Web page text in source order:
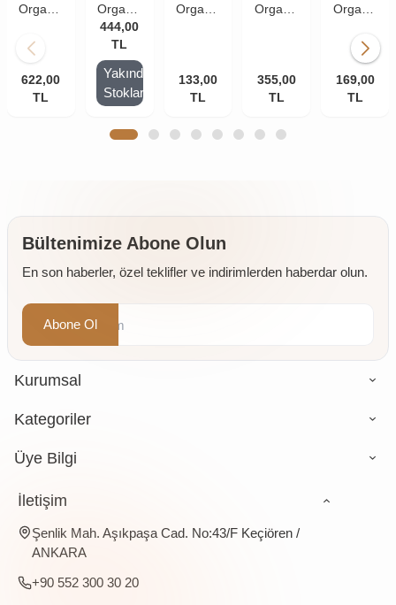
Organik
Yeşil
kg
622,00
TL
Organik
Bitkim
Ihlamur
Çiçek -
Yeni
Mahsul,
Taze
444,00
TL
Yakında
Stoklarda
Organik
150 gr
133,00
TL
Organik
500 gr
355,00
TL
Organik
Türk
Kahvesi
- Taze
Çekilmiş
169,00
TL
Bültenimize Abone Olun
En son haberler, özel teklifler ve indirimlerden haberdar olun.
Abone Ol
Kurumsal
Kategoriler
Üye Bilgi
İletişim
Şenlik Mah. Aşıkpaşa Cad. No:43/F Keçiören /
ANKARA
+90 552 300 30 20